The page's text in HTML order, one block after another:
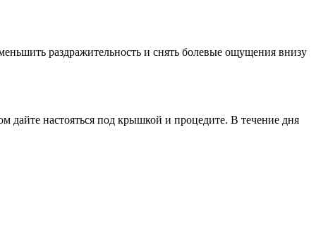
раздражительность и снять болевые ощущения внизу
дайте настояться под крышкой и процедите. В течение дня